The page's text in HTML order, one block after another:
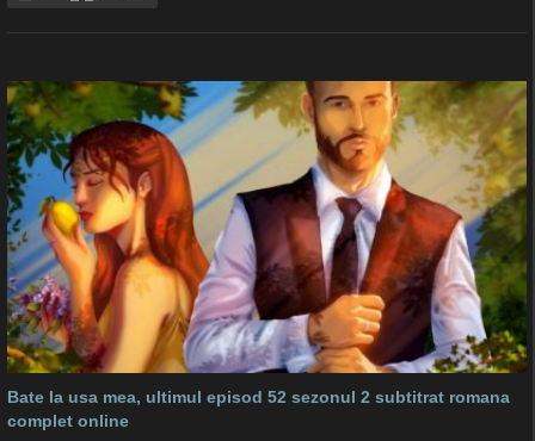
Bate la usa mea, ultimul episod 52 sezonul 2 subtitrat romana
complet online